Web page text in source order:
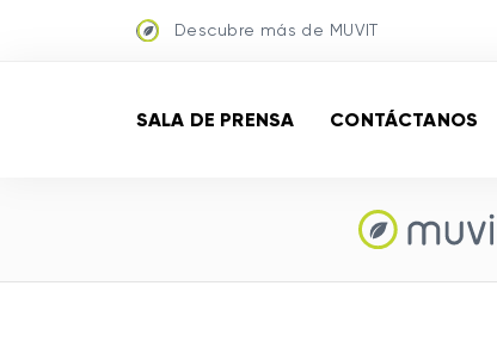
Descubre más de MUVIT
SALA DE PRENSA CONTÁCTANOS